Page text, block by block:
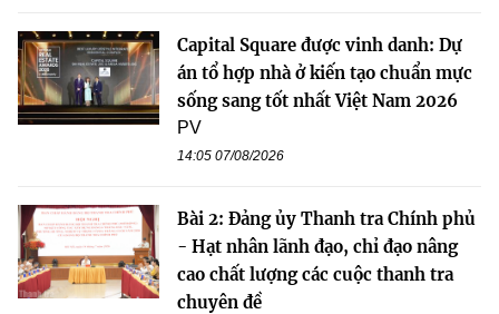
Capital Square được vinh danh: Dự
án tổ hợp nhà ở kiến tạo chuẩn mực
sống sang tốt nhất Việt Nam 2026
PV
14:05 07/08/2026
Bài 2: Đảng ủy Thanh tra Chính phủ
- Hạt nhân lãnh đạo, chỉ đạo nâng
cao chất lượng các cuộc thanh tra
chuyên đề